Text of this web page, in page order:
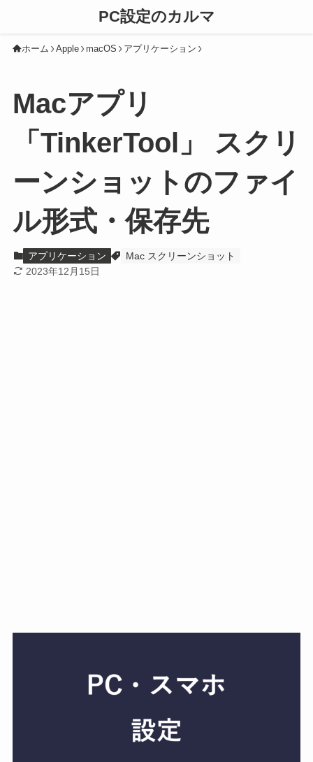
PC設定のカルマ
ホーム Apple macOS アプリケーション
Macアプリ
「TinkerTool」 スクリ
ーンショットのファイ
ル形式・保存先
アプリケーション
Mac スクリーンショット
2023年12月15日